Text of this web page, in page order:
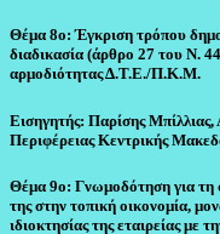
Θέμα 8ο: Έγκριση τρόπου
διαδικασία (άρθρο 27 του Ν.
αρμοδιότητας Δ.Τ.Ε./Π.Κ.Μ.
Εισηγητής: Παρίσης
Περιφέρειας Κεντρικής
Θέμα 9ο: Γνωμοδότηση για τη
της στην τοπική οικονομία,
ιδιοκτησίας της εταιρείας